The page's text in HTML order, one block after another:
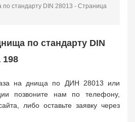
1708
стандарту DIN 28013 - Страница
по стандарту DIN
198
на днища по ДИН 28013 или
позвоните нам по телефону,
либо оставьте заявку через